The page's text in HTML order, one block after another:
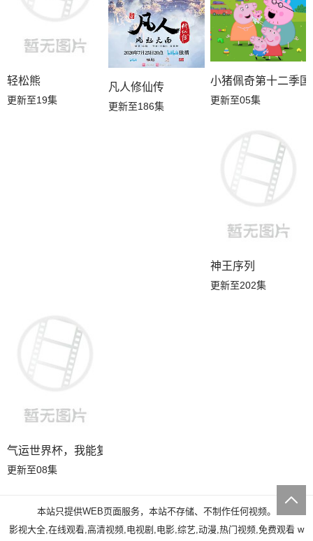
轻松熊
更新至19集
凡人修仙传
更新至186集
小猪佩奇第十二季国
更新至05集
神王序列
更新至202集
气运世界杯，我能复制所有球星技能
更新至08集
本站只提供WEB页面服务，本站不存储、不制作任何视频。
影视大全,在线观看,高清视频,电视剧,电影,综艺,动漫,热门视频,免费观看 w